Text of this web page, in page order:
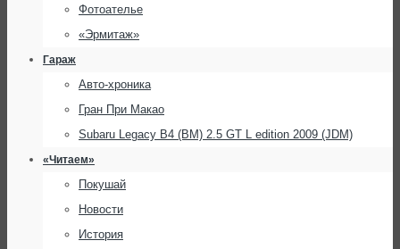
Фотоателье
«Эрмитаж»
Гараж
Авто-хроника
Гран При Макао
Subaru Legacy B4 (BM) 2.5 GT L edition 2009 (JDM)
«Читаем»
Покушай
Новости
История